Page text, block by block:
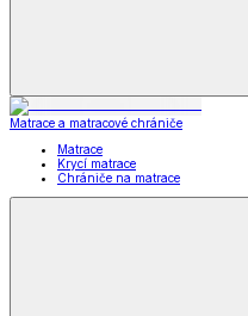
Matrace a matracové chrániče
Matrace
Krycí matrace
Chrániče na matrace